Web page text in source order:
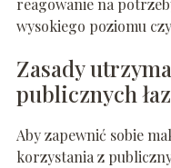
reagowanie na
wysokiego poziomu
Zasady
publicznych
Aby zapewnić sobie
korzystania z